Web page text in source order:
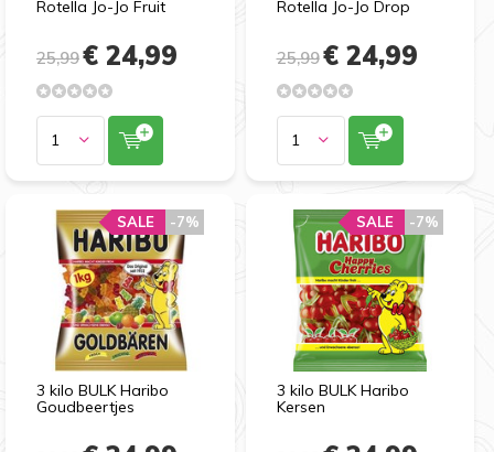
Rotella Jo-Jo Fruit
25,99€ 24,99
Rotella Jo-Jo Drop
25,99€ 24,99
3 kilo BULK Haribo
Goudbeertjes
-7%
SALE
3 kilo BULK Haribo
Kersen
-7%
SALE